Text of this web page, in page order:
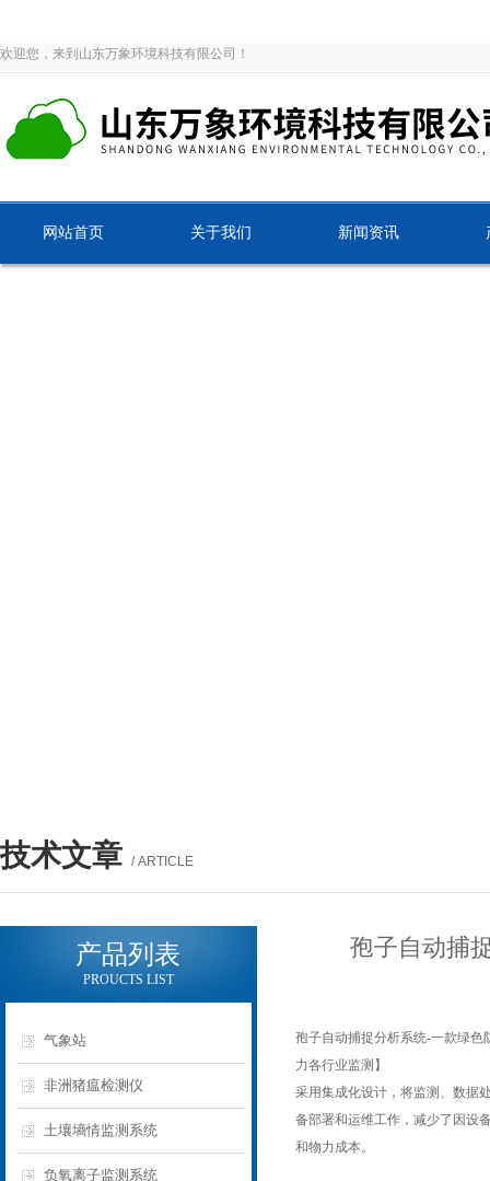
欢迎您，来到山东万象环境科技有限公司！
网站首页 关于我们 新闻资讯
技术文章 / ARTICLE
产品列表
PROUCTS LIST
气象站
非洲猪瘟检测仪
土壤墒情监测系统
负氧离子监测系统
孢子自动捕
孢子自动捕捉分析系统-一款绿色
力各行业监测】
采用集成化设计，将监测、数据
备部署和运维工作，减少了因设
和物力成本。